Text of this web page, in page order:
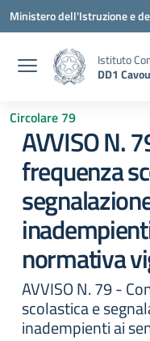
Vai ai contenuti
Vai al menu di navigazione
Vai al footer
Ministero dell'Istruzione e
Istituto
DD1
Circolare 79
AVVISO N.
frequenza
normativa
AVVISO N. 79 -
scolastica e
inadempienti ai